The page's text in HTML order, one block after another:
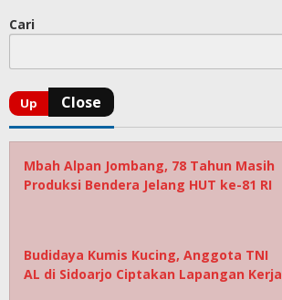
Cari
Mbah Alpan Jombang, 78 Tahun Masih
Produksi Bendera Jelang HUT ke-81 RI
Budidaya Kumis Kucing, Anggota TNI
AL di Sidoarjo Ciptakan Lapangan Kerja